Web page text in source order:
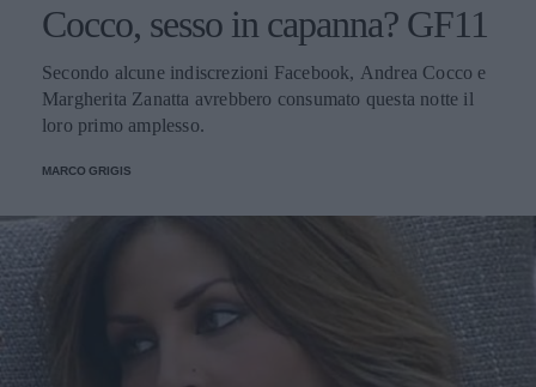
Cocco, sesso in capanna? GF11
Secondo alcune indiscrezioni Facebook, Andrea Cocco e
Margherita Zanatta avrebbero consumato questa notte il
loro primo amplesso.
MARCO GRIGIS